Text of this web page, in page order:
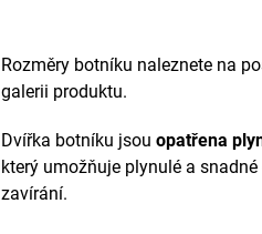
Rozměry botníku naleznete na
galerii produktu.
Dvířka botníku jsou opatřena
který umožňuje plynulé a
zavírání.